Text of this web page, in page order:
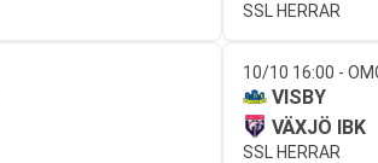
SSL HERRAR
10/10 16:00 -
VISBY
VÄXJÖ IBK
SSL HERRAR